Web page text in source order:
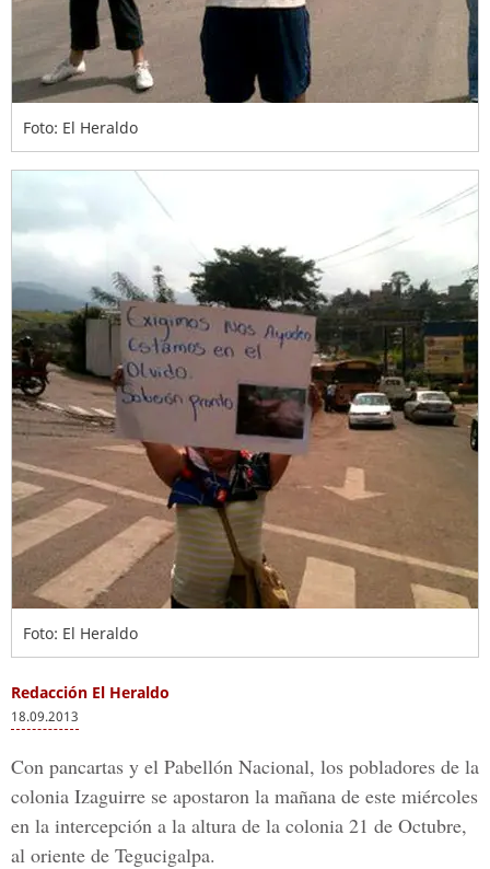
Foto: El Heraldo
Foto: El Heraldo
Redacción El Heraldo
18.09.2013
Con pancartas y el Pabellón Nacional, los pobladores de la
colonia Izaguirre se apostaron la mañana de este miércoles
en la intercepción a la altura de la colonia 21 de Octubre,
al oriente de Tegucigalpa.